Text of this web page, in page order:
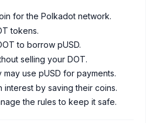
for the Polkadot network.
tokens.
to borrow pUSD.
selling your DOT.
use pUSD for payments.
interest by saving their coins.
the rules to keep it safe.